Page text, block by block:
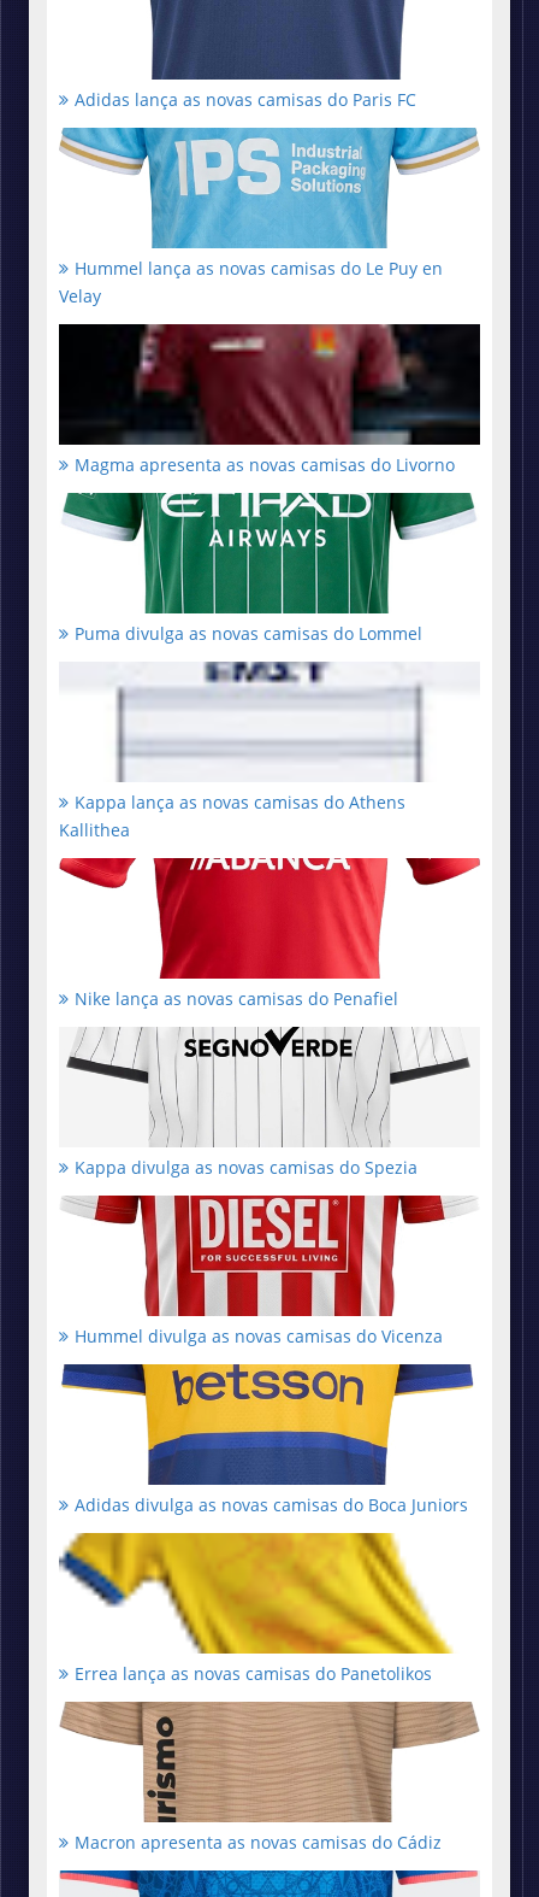
Adidas lança as novas camisas do Paris FC
Hummel lança as novas camisas do Le Puy en
Velay
Magma apresenta as novas camisas do Livorno
Puma divulga as novas camisas do Lommel
Kappa lança as novas camisas do Athens
Kallithea
Nike lança as novas camisas do Penafiel
Kappa divulga as novas camisas do Spezia
Hummel divulga as novas camisas do Vicenza
Adidas divulga as novas camisas do Boca Juniors
Errea lança as novas camisas do Panetolikos
Macron apresenta as novas camisas do Cádiz